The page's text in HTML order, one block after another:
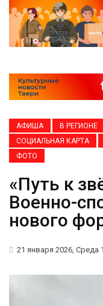
АФИША В РЕГИОНЕ
СОЦИАЛЬНАЯ КАРТА
ФОТО
«Путь к
Военно-
нового
21 января 2026, Среда